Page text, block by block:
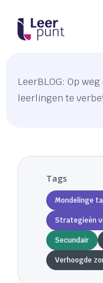
LeerBLOG: Op
leerlingen te
Tags
Mondelinge
Strategieën
Secundair
Verhoogde